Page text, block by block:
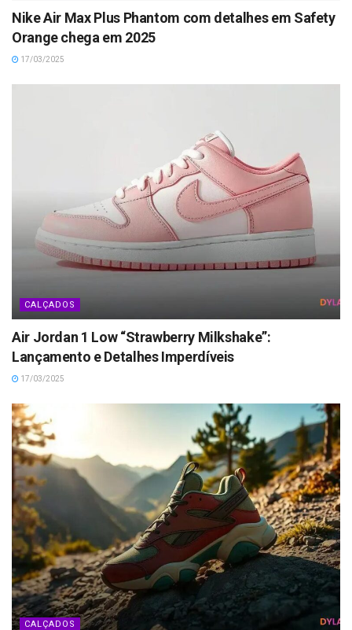
Nike Air Max Plus Phantom com detalhes em Safety
Orange chega em 2025
17/03/2025
CALÇADOS
Air Jordan 1 Low “Strawberry Milkshake”:
Lançamento e Detalhes Imperdíveis
17/03/2025
CALÇADOS